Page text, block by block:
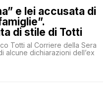
e lei accusata di
di stile di Totti
Totti al Corriere della Sera
alcune dichiarazioni dell’ex